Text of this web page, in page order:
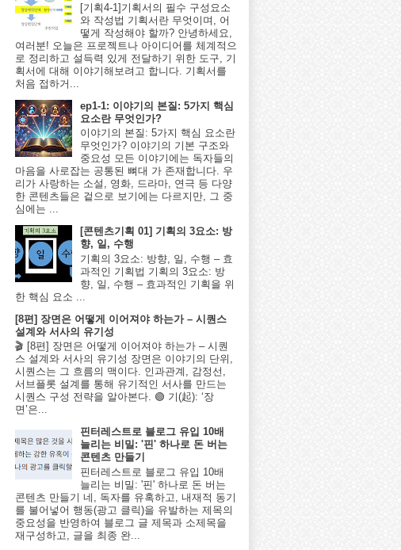
[기획4-1]기획서의 필수 구성요소
와 작성법 기획서란 무엇이며, 어
떻게 작성해야 할까? 안녕하세요,
여러분! 오늘은 프로젝트나 아이디어를 체계적으
로 정리하고 설득력 있게 전달하기 위한 도구, 기
획서에 대해 이야기해보려고 합니다. 기획서를
처음 접하거...
ep1-1: 이야기의 본질: 5가지 핵심
요소란 무엇인가?
이야기의 본질: 5가지 핵심 요소란
무엇인가? 이야기의 기본 구조와
중요성 모든 이야기에는 독자들의
마음을 사로잡는 공통된 뼈대 가 존재합니다. 우
리가 사랑하는 소설, 영화, 드라마, 연극 등 다양
한 콘텐츠들은 겉으로 보기에는 다르지만, 그 중
심에는 ...
[콘텐츠기획 01] 기획의 3요소: 방
향, 일, 수행
기획의 3요소: 방향, 일, 수행 – 효
과적인 기획법 기획의 3요소: 방
향, 일, 수행 – 효과적인 기획을 위
한 핵심 요소 ...
[8편] 장면은 어떻게 이어져야 하는가 – 시퀀스
설계와 서사의 유기성
🎬 [8편] 장면은 어떻게 이어져야 하는가 – 시퀀
스 설계와 서사의 유기성 장면은 이야기의 단위,
시퀀스는 그 흐름의 맥이다. 인과관계, 감정선,
서브플롯 설계를 통해 유기적인 서사를 만드는
시퀀스 구성 전략을 알아본다. 🟢 기(起): ‘장
면’은...
핀터레스트로 블로그 유입 10배
늘리는 비밀: '핀' 하나로 돈 버는
콘텐츠 만들기
핀터레스트로 블로그 유입 10배
늘리는 비밀: '핀' 하나로 돈 버는
콘텐츠 만들기 네, 독자를 유혹하고, 내재적 동기
를 불어넣어 행동(광고 클릭)을 유발하는 제목의
중요성을 반영하여 블로그 글 제목과 소제목을
재구성하고, 글을 최종 완...